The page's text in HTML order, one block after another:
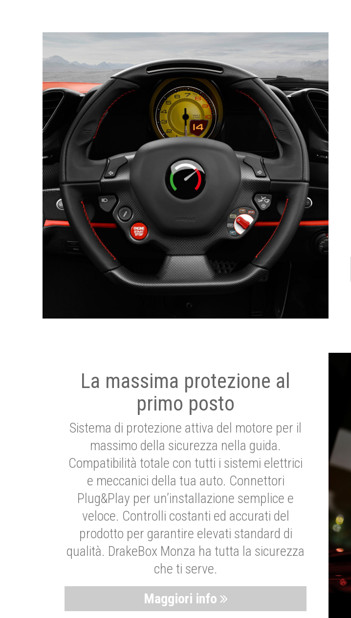
La massima protezione al
primo posto
Sistema di protezione attiva del motore per il
massimo della sicurezza nella guida.
Compatibilità totale con tutti i sistemi elettrici
e meccanici della tua auto. Connettori
Plug&Play per un’installazione semplice e
veloce. Controlli costanti ed accurati del
prodotto per garantire elevati standard di
qualità. DrakeBox Monza ha tutta la sicurezza
che ti serve.
Maggiori info